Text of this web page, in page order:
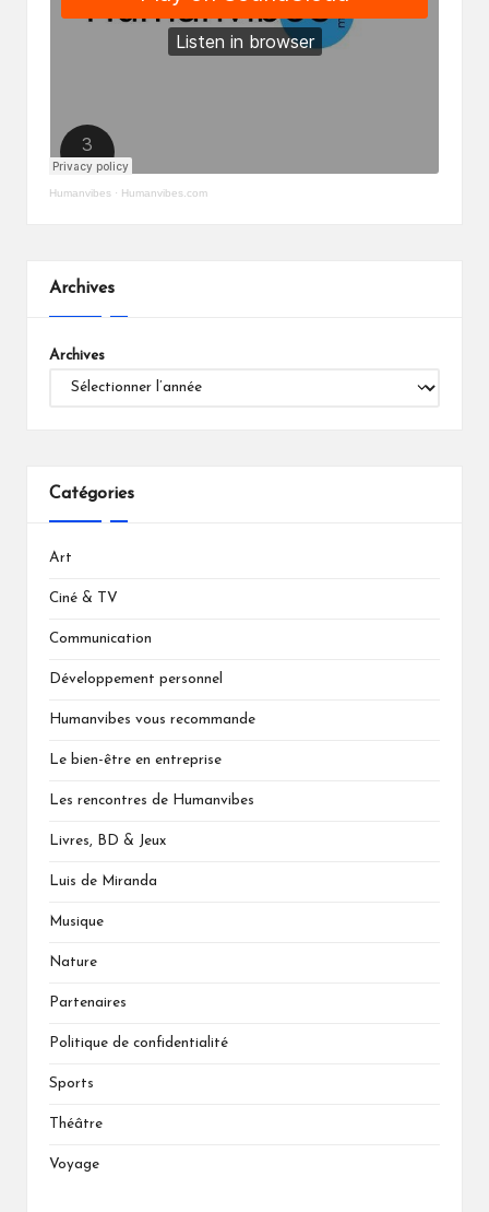
Humanvibes · Humanvibes.com
Archives
Archives
Catégories
Art
Ciné & TV
Communication
Développement personnel
Humanvibes vous recommande
Le bien-être en entreprise
Les rencontres de Humanvibes
Livres, BD & Jeux
Luis de Miranda
Musique
Nature
Partenaires
Politique de confidentialité
Sports
Théâtre
Voyage